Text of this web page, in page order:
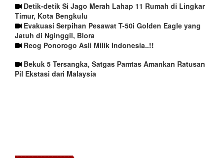
Detik-detik Si Jago Merah Lahap 11 Rumah di Lingkar
Timur, Kota Bengkulu
Evakuasi Serpihan Pesawat T-50i Golden Eagle yang
Jatuh di Nginggil, Blora
Reog Ponorogo Asli Milik Indonesia..!!
Bekuk 5 Tersangka, Satgas Pamtas Amankan Ratusan
Pil Ekstasi dari Malaysia